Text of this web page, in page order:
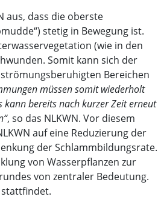
aus, dass die oberste
stetig in Bewegung ist.
(wie in den
Somit kann sich der
Bereichen
müssen somit wiederholt
kann bereits nach kurzer Zeit erneut
, so das NLKWN. Vor diesem
auf eine Reduzierung der
der Schlammbildungsrate.
von Wasserpflanzen zur
von zentraler Bedeutung.
stattfindet.